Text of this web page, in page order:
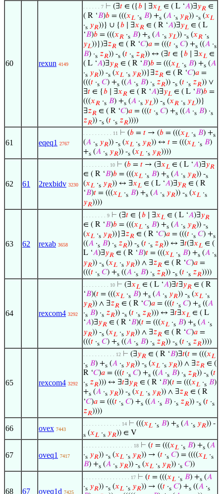
60 rexun 4149
. . . . . . 7 ⊢ (∃𝑡 ∈ ({𝑏 ∣ ∃𝑥𝐿 ∈ ( L ‘𝐴)∃𝑦𝑅 ∈
( R ‘𝐵)𝑏 = (((𝑥𝐿 ·s 𝐵) +s (𝐴 ·s 𝑦𝑅)) -s (𝑥𝐿
·s 𝑦𝑅))} ∪ {𝑏 ∣ ∃𝑥𝑅 ∈ ( R ‘𝐴)∃𝑦𝐿 ∈ ( L
‘𝐵)𝑏 = (((𝑥𝑅 ·s 𝐵) +s (𝐴 ·s 𝑦𝐿)) -s (𝑥𝑅 ·s
𝑦𝐿))})∃𝑧𝑅 ∈ ( R ‘𝐶)𝑎 = (((𝑡 ·s 𝐶) +s ((𝐴 ·s
𝐵) ·s 𝑧𝑅)) -s (𝑡 ·s 𝑧𝑅)) ↔ (∃𝑡 ∈ {𝑏 ∣ ∃𝑥𝐿 ∈
( L ‘𝐴)∃𝑦𝑅 ∈ ( R ‘𝐵)𝑏 = (((𝑥𝐿 ·s 𝐵) +s (𝐴
·s 𝑦𝑅)) -s (𝑥𝐿 ·s 𝑦𝑅))}∃𝑧𝑅 ∈ ( R ‘𝐶)𝑎 =
(((𝑡 ·s 𝐶) +s ((𝐴 ·s 𝐵) ·s 𝑧𝑅)) -s (𝑡 ·s 𝑧𝑅)) ∨
∃𝑡 ∈ {𝑏 ∣ ∃𝑥𝑅 ∈ ( R ‘𝐴)∃𝑦𝐿 ∈ ( L ‘𝐵)𝑏 =
(((𝑥𝑅 ·s 𝐵) +s (𝐴 ·s 𝑦𝐿)) -s (𝑥𝑅 ·s 𝑦𝐿))}
∃𝑧𝑅 ∈ ( R ‘𝐶)𝑎 = (((𝑡 ·s 𝐶) +s ((𝐴 ·s 𝐵) ·s
𝑧𝑅)) -s (𝑡 ·s 𝑧𝑅))))
61 eqeq1 2767
. . . . . . . . . . 11 ⊢ (𝑏 = 𝑡 → (𝑏 = (((𝑥𝐿 ·s 𝐵) +s
(𝐴 ·s 𝑦𝑅)) -s (𝑥𝐿 ·s 𝑦𝑅)) ↔ 𝑡 = (((𝑥𝐿 ·s 𝐵)
+s (𝐴 ·s 𝑦𝑅)) -s (𝑥𝐿 ·s 𝑦𝑅))))
62 61 2rexbidv 3230
. . . . . . . . . 10 ⊢ (𝑏 = 𝑡 → (∃𝑥𝐿 ∈ ( L ‘𝐴)∃𝑦𝑅
∈ ( R ‘𝐵)𝑏 = (((𝑥𝐿 ·s 𝐵) +s (𝐴 ·s 𝑦𝑅)) -s
(𝑥𝐿 ·s 𝑦𝑅)) ↔ ∃𝑥𝐿 ∈ ( L ‘𝐴)∃𝑦𝑅 ∈ ( R
‘𝐵)𝑡 = (((𝑥𝐿 ·s 𝐵) +s (𝐴 ·s 𝑦𝑅)) -s (𝑥𝐿 ·s
𝑦𝑅))))
63 62 rexab 3658
. . . . . . . . 9 ⊢ (∃𝑡 ∈ {𝑏 ∣ ∃𝑥𝐿 ∈ ( L ‘𝐴)∃𝑦𝑅
∈ ( R ‘𝐵)𝑏 = (((𝑥𝐿 ·s 𝐵) +s (𝐴 ·s 𝑦𝑅)) -s
(𝑥𝐿 ·s 𝑦𝑅))}∃𝑧𝑅 ∈ ( R ‘𝐶)𝑎 = (((𝑡 ·s 𝐶) +s
((𝐴 ·s 𝐵) ·s 𝑧𝑅)) -s (𝑡 ·s 𝑧𝑅)) ↔ ∃𝑡(∃𝑥𝐿 ∈ (
L ‘𝐴)∃𝑦𝑅 ∈ ( R ‘𝐵)𝑡 = (((𝑥𝐿 ·s 𝐵) +s (𝐴 ·s
𝑦𝑅)) -s (𝑥𝐿 ·s 𝑦𝑅)) ∧ ∃𝑧𝑅 ∈ ( R ‘𝐶)𝑎 =
(((𝑡 ·s 𝐶) +s ((𝐴 ·s 𝐵) ·s 𝑧𝑅)) -s (𝑡 ·s 𝑧𝑅))))
64 rexcom4 3292
. . . . . . . . . 10 ⊢ (∃𝑥𝐿 ∈ ( L ‘𝐴)∃𝑡∃𝑦𝑅 ∈ ( R
‘𝐵)(𝑡 = (((𝑥𝐿 ·s 𝐵) +s (𝐴 ·s 𝑦𝑅)) -s (𝑥𝐿 ·s
𝑦𝑅)) ∧ ∃𝑧𝑅 ∈ ( R ‘𝐶)𝑎 = (((𝑡 ·s 𝐶) +s ((𝐴
·s 𝐵) ·s 𝑧𝑅)) -s (𝑡 ·s 𝑧𝑅))) ↔ ∃𝑡∃𝑥𝐿 ∈ ( L
‘𝐴)∃𝑦𝑅 ∈ ( R ‘𝐵)(𝑡 = (((𝑥𝐿 ·s 𝐵) +s (𝐴 ·s
𝑦𝑅)) -s (𝑥𝐿 ·s 𝑦𝑅)) ∧ ∃𝑧𝑅 ∈ ( R ‘𝐶)𝑎 =
(((𝑡 ·s 𝐶) +s ((𝐴 ·s 𝐵) ·s 𝑧𝑅)) -s (𝑡 ·s 𝑧𝑅))))
65 rexcom4 3292
. . . . . . . . . . . 12 ⊢ (∃𝑦𝑅 ∈ ( R ‘𝐵)∃𝑡(𝑡 = (((𝑥𝐿
·s 𝐵) +s (𝐴 ·s 𝑦𝑅)) -s (𝑥𝐿 ·s 𝑦𝑅)) ∧ ∃𝑧𝑅 ∈ (
R ‘𝐶)𝑎 = (((𝑡 ·s 𝐶) +s ((𝐴 ·s 𝐵) ·s 𝑧𝑅)) -s (𝑡
·s 𝑧𝑅))) ↔ ∃𝑡∃𝑦𝑅 ∈ ( R ‘𝐵)(𝑡 = (((𝑥𝐿 ·s 𝐵)
+s (𝐴 ·s 𝑦𝑅)) -s (𝑥𝐿 ·s 𝑦𝑅)) ∧ ∃𝑧𝑅 ∈ ( R
‘𝐶)𝑎 = (((𝑡 ·s 𝐶) +s ((𝐴 ·s 𝐵) ·s 𝑧𝑅)) -s (𝑡 ·s
𝑧𝑅))))
66 ovex 7443
. . . . . . . . . . . . . 14 ⊢ (((𝑥𝐿 ·s 𝐵) +s (𝐴 ·s 𝑦𝑅)) -
s (𝑥𝐿 ·s 𝑦𝑅)) ∈ V
67 oveq1 7417
. . . . . . . . . . . . . . . . . 18 ⊢ (𝑡 = (((𝑥𝐿 ·s 𝐵) +s (𝐴
·s 𝑦𝑅)) -s (𝑥𝐿 ·s 𝑦𝑅)) → (𝑡 ·s 𝐶) = ((((𝑥𝐿 ·s
𝐵) +s (𝐴 ·s 𝑦𝑅)) -s (𝑥𝐿 ·s 𝑦𝑅)) ·s 𝐶))
68 67 oveq1d 7425
. . . . . . . . . . . . . . . . 17 ⊢ (𝑡 = (((𝑥𝐿 ·s 𝐵) +s (𝐴
·s 𝑦𝑅)) -s (𝑥𝐿 ·s 𝑦𝑅)) → ((𝑡 ·s 𝐶) +s ((𝐴 ·s